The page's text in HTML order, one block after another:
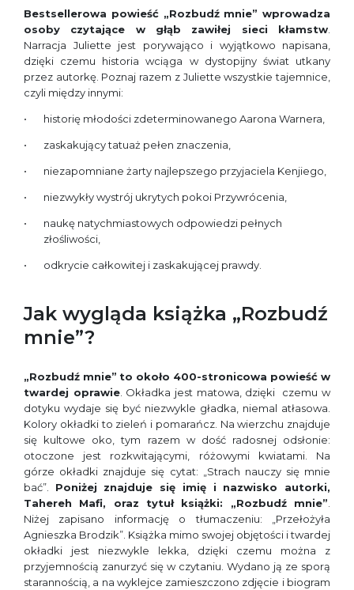
Bestsellerowa powieść „Rozbudź mnie” wprowadza
osoby czytające w głąb zawiłej sieci kłamstw
Narracja Juliette jest porywająco i wyjątkowo napisana,
dzięki czemu historia wciąga w dystopijny świat utkany
przez autorkę. Poznaj razem z Juliette wszystkie tajemnice,
czyli między innymi:
historię młodości zdeterminowanego Aarona Warnera,
zaskakujący tatuaż pełen znaczenia,
niezapomniane żarty najlepszego przyjaciela Kenjiego,
niezwykły wystrój ukrytych pokoi Przywrócenia,
naukę natychmiastowych odpowiedzi pełnych
złośliwości,
odkrycie całkowitej i zaskakującej prawdy.
Jak wygląda książka „Rozbudź
mnie”?
„Rozbudź mnie” to około 400-stronicowa powieść w
twardej oprawie. Okładka jest matowa, dzięki czemu w
dotyku wydaje się być niezwykle gładka, niemal atłasowa.
Kolory okładki to zieleń i pomarańcz. Na wierzchu znajduje
się kultowe oko, tym razem w dość radosnej odsłonie:
otoczone jest rozkwitającymi, różowymi kwiatami. Na
górze okładki znajduje się cytat: „Strach nauczy się mnie
bać”. Poniżej znajduje się imię i nazwisko autorki,
Tahereh Mafi, oraz tytuł książki: „Rozbudź mnie”
Niżej zapisano informację o tłumaczeniu: „Przełożyła
Agnieszka Brodzik”. Książka mimo swojej objętości i twardej
okładki jest niezwykle lekka, dzięki czemu można z
przyjemnością zanurzyć się w czytaniu. Wydano ją ze sporą
starannością, a na wyklejce zamieszczono zdjęcie i biogram